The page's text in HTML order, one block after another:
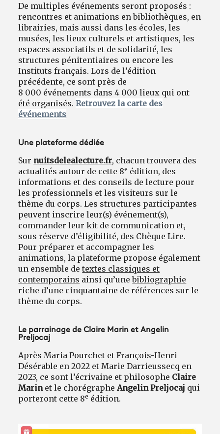
De multiples événements seront proposés :
rencontres et animations en bibliothèques, en
librairies, mais aussi dans les écoles, les
musées, les lieux culturels et artistiques, les
espaces associatifs et de solidarité, les
structures pénitentiaires ou encore les
Instituts français. Lors de l’édition
précédente, ce sont près de
8 000 événements dans 4 000 lieux qui ont
été organisés.Retrouvezla carte des
événements
Une plateforme dédiée
Sur nuitsdelealecture.fr, chacun trouvera des
actualités autour de cette 8e édition, des
informations et des conseils de lecture pour
les professionnels et les visiteurs sur le
thème du corps. Les structures participantes
peuvent inscrire leur(s) événement(s),
commander leur kit de communication et,
sous réserve d’éligibilité, des Chèque Lire.
Pour préparer et accompagner les
animations, la plateforme propose également
un ensemble detextes classiques et
contemporains ainsi qu’unebibliographie
riche d’une cinquantaine de références sur le
thème du corps.
Le parrainage de Claire Marin et Angelin
Preljocaj
Après Maria Pourchet et François-Henri
Désérable en 2022 et Marie Darrieussecq en
2023, ce sont l’écrivaine et philosophe Claire
Marinet le chorégrapheAngelin Preljocaj qui
porteront cette 8e édition.